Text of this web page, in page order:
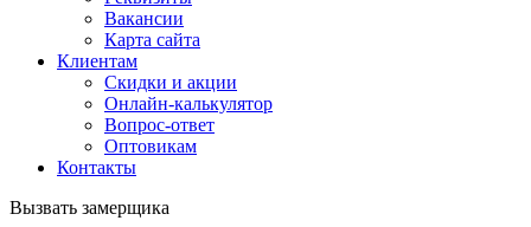
Вакансии
Карта сайта
Клиентам
Скидки и акции
Онлайн-калькулятор
Вопрос-ответ
Оптовикам
Контакты
Вызвать замерщика